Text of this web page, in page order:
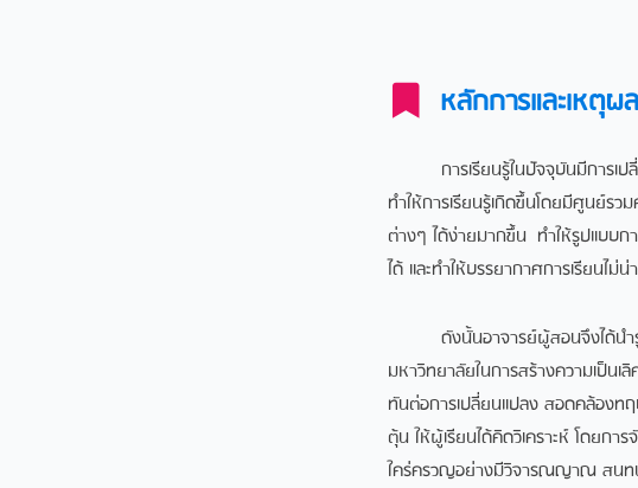
หลักการและเหตุ
การเรียนรู้ในปัจจุบันมีการเปลี่ย
ทําให้การเรียนรู้เกิดขึ้นโดยมีศูนย์ร
ต่างๆ ได้ง่ายมากขึ้น ทำให้รูปแบบก
ได้ และทําให้บรรยากาศการเรียนไ
ดังนั้นอาจารยผูสอนจึงไดนํา
มหาวิทยาลัยในการสรางความเป
ทันตอการเปลี่ยนแปลง สอดคลองทฤ
ตุน ใหผูเรียนไดคิดวิเคราะห โ
ใครครวญอยางมีวิจารณญาณ สนทนา